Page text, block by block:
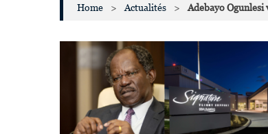
Home > Actualités > Adebayo Ogunlesi